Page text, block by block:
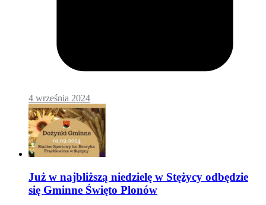
4 września 2024
Już w najbliższą niedzielę w Stężycy odbędzie
się Gminne Święto Plonów